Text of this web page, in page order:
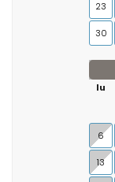
23
30
lu
6
13